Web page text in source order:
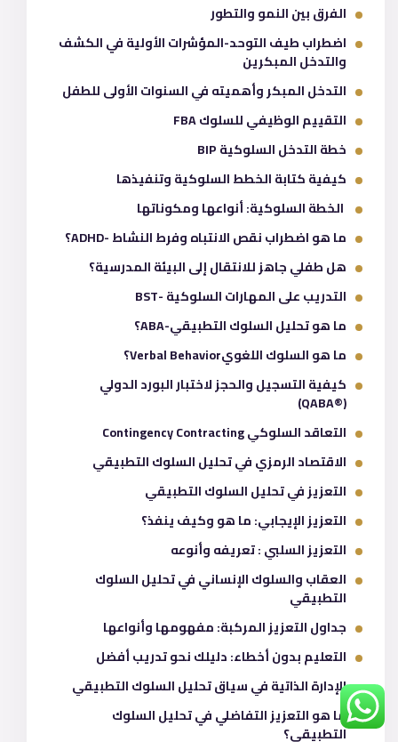
الفرق بين النمو والتطور
اضطراب طيف التوحد-المؤشرات الأولية في الكشف
والتدخل المبكرين
التدخل المبكر وأهميته في السنوات الأولى للطفل
التقييم الوظيفي للسلوك FBA
خطة التدخل السلوكية BIP
كيفية كتابة الخطط السلوكية وتنفيذها
الخطة السلوكية: أنواعها ومكوناتها
ما هو اضطراب نقص الانتباه وفرط النشاط -ADHD؟
هل طفلي جاهز للانتقال إلى البيئة المدرسية؟
التدريب على المهارات السلوكية -BST
ما هو تحليل السلوك التطبيقي-ABA؟
ما هو السلوك اللغويVerbal Behavior؟
كيفية التسجيل والحجز لاختبار البورد الدولي
(®QABA)
التعاقد السلوكي Contingency Contracting
الاقتصاد الرمزي في تحليل السلوك التطبيقي
التعزيز في تحليل السلوك التطبيقي
التعزيز الإيجابي: ما هو وكيف ينفذ؟
التعزيز السلبي : تعريفه وأنوعه
العقاب والسلوك الإنساني في تحليل السلوك
التطبيقي
جداول التعزيز المركبة: مفهومها وأنواعها
التعليم بدون أخطاء: دليلك نحو تدريب أفضل
الإدارة الذاتية في سياق تحليل السلوك التطبيقي
ما هو التعزيز التفاضلي في تحليل السلوك
التطبيقي؟